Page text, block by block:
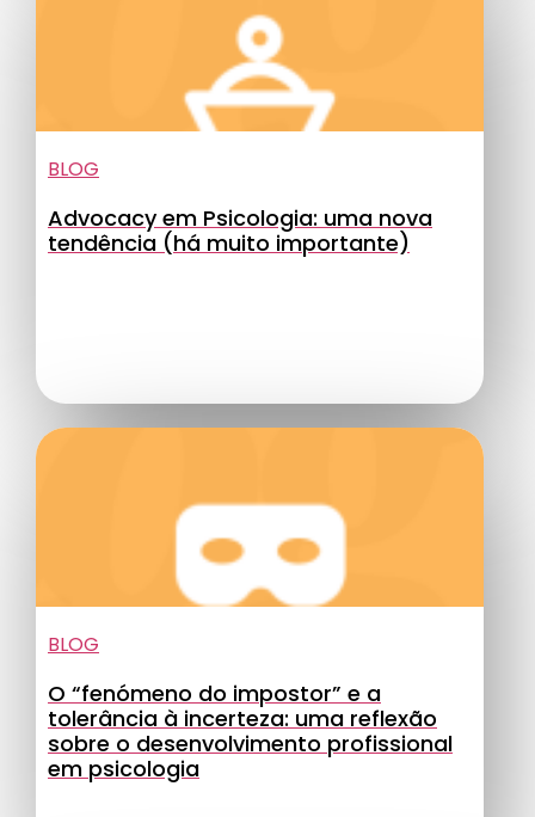
BLOG
Advocacy em Psicologia: uma nova
tendência (há muito importante)
BLOG
O “fenómeno do impostor” e a
tolerância à incerteza: uma reflexão
sobre o desenvolvimento profissional
em psicologia